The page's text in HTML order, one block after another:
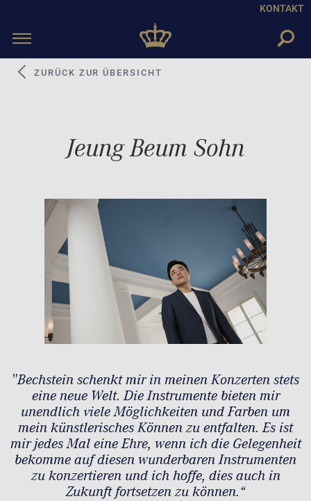
KONTAKT
Toggle
Jeung Beum Sohn
ZURÜCK ZUR ÜBERSICHT
"Bechstein schenkt mir in meinen Konzerten stets
eine neue Welt. Die Instrumente bieten mir
unendlich viele Möglichkeiten und Farben um
mein künstlerisches Können zu entfalten. Es ist
mir jedes Mal eine Ehre, wenn ich die Gelegenheit
bekomme auf diesen wunderbaren Instrumenten
zu konzertieren und ich hoffe, dies auch in
Zukunft fortsetzen zu können.“